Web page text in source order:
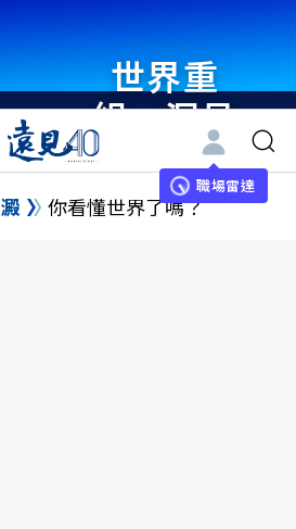
世界重
組・洞見
未來 與
世界領袖
職場雷達
你看懂世界了嗎？